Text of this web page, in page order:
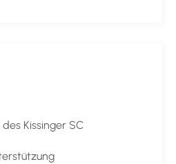
Kissinger SC